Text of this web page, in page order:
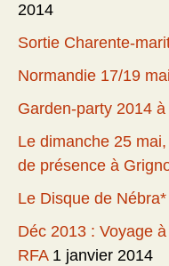
2014
Sortie Charente-
Normandie 17/19
Garden-party 2014
Le dimanche 25
de présence à
Le Disque de Nébra*
Déc 2013 : Voyage
RFA 1 janvier 2014